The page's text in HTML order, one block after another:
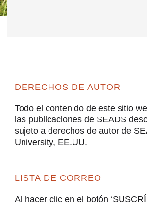
DERECHOS DE AUTOR
Todo el contenido de este sitio
las publicaciones de SEADS
sujeto a derechos de autor de
University, EE.UU.
LISTA DE CORREO
Al hacer clic en el botón